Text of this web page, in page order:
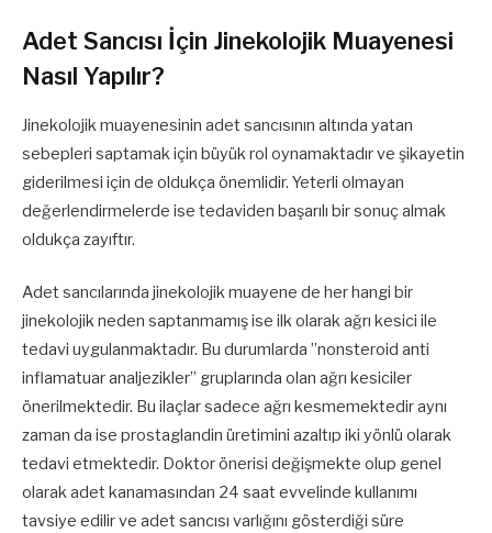
Adet Sancısı İçin Jinekolojik Muayenesi
Nasıl Yapılır?
Jinekolojik muayenesinin adet sancısının altında yatan
sebepleri saptamak için büyük rol oynamaktadır ve şikayetin
giderilmesi için de oldukça önemlidir. Yeterli olmayan
değerlendirmelerde ise tedaviden başarılı bir sonuç almak
oldukça zayıftır.
Adet sancılarında jinekolojik muayene de her hangi bir
jinekolojik neden saptanmamış ise ilk olarak ağrı kesici ile
tedavi uygulanmaktadır. Bu durumlarda ”nonsteroid anti
inflamatuar analjezikler” gruplarında olan ağrı kesiciler
önerilmektedir. Bu ilaçlar sadece ağrı kesmemektedir aynı
zaman da ise prostaglandin üretimini azaltıp iki yönlü olarak
tedavi etmektedir. Doktor önerisi değişmekte olup genel
olarak adet kanamasından 24 saat evvelinde kullanımı
tavsiye edilir ve adet sancısı varlığını gösterdiği süre